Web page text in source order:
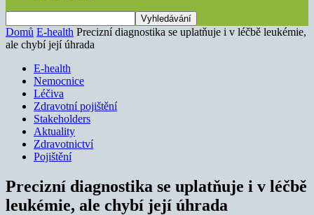
Domů E-health Precizní diagnostika se uplatňuje i v léčbě leukémie,
ale chybí její úhrada
E-health
Nemocnice
Léčiva
Zdravotní pojištění
Stakeholders
Aktuality
Zdravotnictví
Pojištění
Precizní diagnostika se uplatňuje i v léčbě
leukémie, ale chybí její úhrada